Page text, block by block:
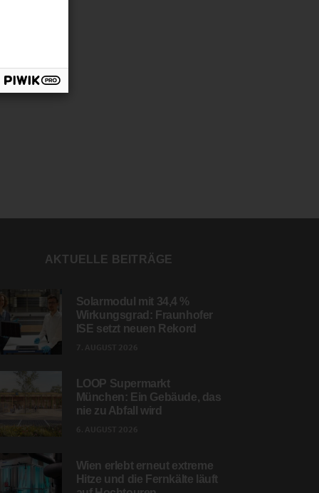
AKTUELLE BEITRÄGE
Solarmodul mit 34,4 %
Wirkungsgrad: Fraunhofer
ISE setzt neuen Rekord
LOOP Supermarkt
München: Ein Gebäude, das
nie zu Abfall wird
Wien erlebt erneut extreme
Hitze und die Fernkälte läuft